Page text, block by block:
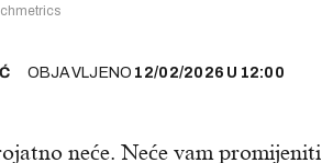
OBJAVLJENO 12/02/2026 U 12:00
neće. Neće vam promijeniti